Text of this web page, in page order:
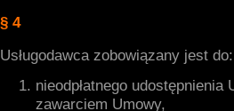
§ 4
Usługodawca zobowiązany jest do:
nieodpłatnego udostępnienia
zawarciem Umowy,